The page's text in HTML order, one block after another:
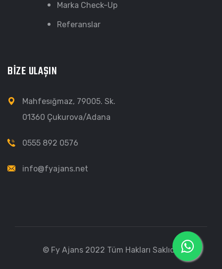
Marka Check-Up
Referanslar
BİZE ULAŞIN
Mahfesığmaz, 79005. Sk.
01360 Çukurova/Adana
0555 892 0576
info@fyajans.net
© Fy Ajans 2022 Tüm Hakları Saklıdır